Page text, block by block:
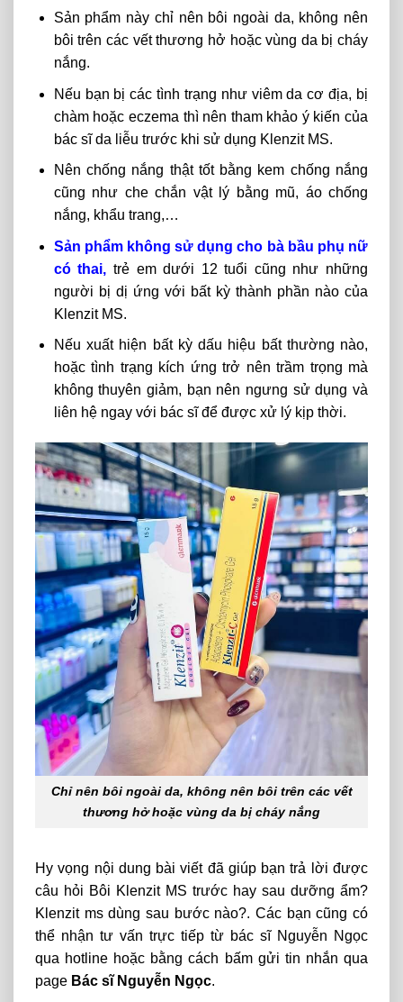
Sản phẩm này chỉ nên bôi ngoài da, không nên
bôi trên các vết thương hở hoặc vùng da bị cháy
nắng.
Nếu bạn bị các tình trạng như viêm da cơ địa, bị
chàm hoặc eczema thì nên tham khảo ý kiến của
bác sĩ da liễu trước khi sử dụng Klenzit MS.
Nên chống nắng thật tốt bằng kem chống nắng
cũng như che chắn vật lý bằng mũ, áo chống
nắng, khẩu trang,…
Sản phẩm không sử dụng cho bà bầu phụ nữ
có thai, trẻ em dưới 12 tuổi cũng như những
người bị dị ứng với bất kỳ thành phần nào của
Klenzit MS.
Nếu xuất hiện bất kỳ dấu hiệu bất thường nào,
hoặc tình trạng kích ứng trở nên trầm trọng mà
không thuyên giảm, bạn nên ngưng sử dụng và
liên hệ ngay với bác sĩ để được xử lý kịp thời.
Chỉ nên bôi ngoài da, không nên bôi trên các vết
thương hở hoặc vùng da bị cháy nắng
Hy vọng nội dung bài viết đã giúp bạn trả lời được
câu hỏi Bôi Klenzit MS trước hay sau dưỡng ẩm?
Klenzit ms dùng sau bước nào?. Các bạn cũng có
thể nhận tư vấn trực tiếp từ bác sĩ Nguyễn Ngọc
qua hotline hoặc bằng cách bấm gửi tin nhắn qua
page Bác sĩ Nguyễn Ngọc.